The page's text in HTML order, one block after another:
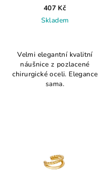
407 Kč
Skladem
Velmi elegantní kvalitní
náušnice z pozlacené
chirurgické oceli. Elegance
sama.